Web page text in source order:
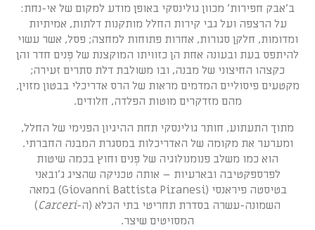
ב'אבק חפירות' מכוון גולינסקי באופן מודע למקום של אי-נחת:
על הרצפה ועל גבי קירות החלל מותקנות דלתות, אמיתיות
ומדומות, חלקן סגורות, אחרות פתוחות למחצה; פסל, אשר עשוי
להיתפס בעת ובעונה אחת הן כזוויתו המוקצנת של פְּנים חדר והן
כקצהו החיצוני של מבנה, ובו משולבת דלת סתרים זעירה;
מקטעים פיסוליים המדמים מראות של הרס אדריכלי בבטון מזוין,
מהם מזדקרים מוטות הפלדה, חלודים.
מתוך התעתוע, חותר גולינסקי תחת ההיגיון הפנימי של החלל,
ומערער את מקומה של האדריכלות במסגרת המבנה החברתי.
הוא כמו משלב פנומנולוגיה של פְּנים וחוץ בכמה שיטות
לפרספקטיבה ובארעיות – אותה טכניקה שהציג ג'ובאני
בטיסטה פיראנסי (Giovanni Battista Piranesi) במאה
השמונה-עשרה בסדרת תחריטי בתי הכלא (ה-Carceri
)
המסויטים שיצר.